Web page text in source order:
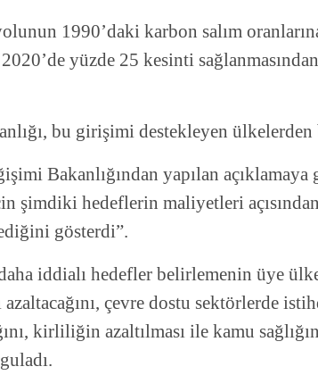
1990’daki karbon salım
yüzde 25 kesinti
bu girişimi destekleyen
Bakanlığından yapılan açıklamaya
şimdiki hedeflerin maliyetleri
gösterdi”.
iddialı hedefler belirlemenin üye
azaltacağını, çevre dostu sektörlerde
kirliliğin azaltılması ile kamu